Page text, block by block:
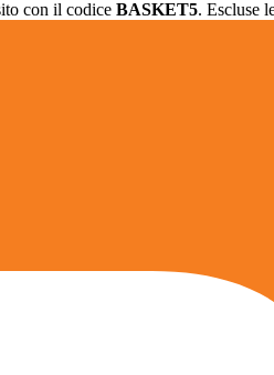
con il codice BASKET5. Escluse